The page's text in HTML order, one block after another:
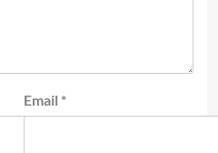
Email *